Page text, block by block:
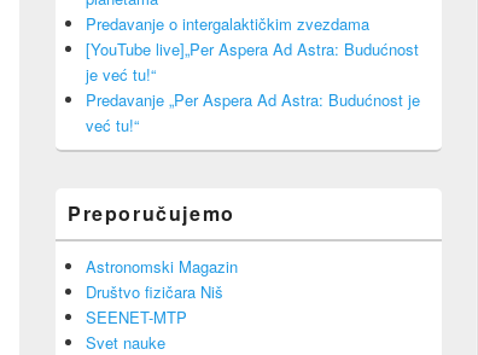
Predavanje o intergalaktičkim zvezdama
[YouTube live]„Per Aspera Ad Astra: Budućnost
je već tu!“
Predavanje „Per Aspera Ad Astra: Budućnost je
već tu!“
Preporučujemo
Astronomski Magazin
Društvo fizičara Niš
SEENET-MTP
Svet nauke